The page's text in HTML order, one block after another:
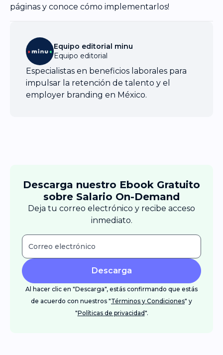
páginas y conoce cómo implementarlos!
Equipo editorial minu
Equipo editorial
Especialistas en beneficios laborales para
impulsar la retención de talento y el
employer branding en México.
Descarga nuestro Ebook Gratuito
sobre Salario On-Demand
Deja tu correo electrónico y recibe acceso
inmediato.
Descarga
Al hacer clic en "Descarga", estás confirmando que estás
de acuerdo con nuestros "Términos y Condiciones" y
"Políticas de privacidad".